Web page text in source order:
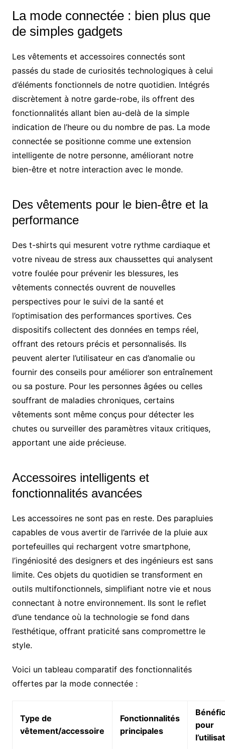
La mode connectée : bien plus que
de simples gadgets
Les vêtements et accessoires connectés sont
passés du stade de curiosités technologiques à celui
d’éléments fonctionnels de notre quotidien. Intégrés
discrètement à notre garde-robe, ils offrent des
fonctionnalités allant bien au-delà de la simple
indication de l’heure ou du nombre de pas. La mode
connectée se positionne comme une extension
intelligente de notre personne, améliorant notre
bien-être et notre interaction avec le monde.
Des vêtements pour le bien-être et la
performance
Des t-shirts qui mesurent votre rythme cardiaque et
votre niveau de stress aux chaussettes qui analysent
votre foulée pour prévenir les blessures, les
vêtements connectés ouvrent de nouvelles
perspectives pour le suivi de la santé et
l’optimisation des performances sportives. Ces
dispositifs collectent des données en temps réel,
offrant des retours précis et personnalisés. Ils
peuvent alerter l’utilisateur en cas d’anomalie ou
fournir des conseils pour améliorer son entraînement
ou sa posture. Pour les personnes âgées ou celles
souffrant de maladies chroniques, certains
vêtements sont même conçus pour détecter les
chutes ou surveiller des paramètres vitaux critiques,
apportant une aide précieuse.
Accessoires intelligents et
fonctionnalités avancées
Les accessoires ne sont pas en reste. Des parapluies
capables de vous avertir de l’arrivée de la pluie aux
portefeuilles qui rechargent votre smartphone,
l’ingéniosité des designers et des ingénieurs est sans
limite. Ces objets du quotidien se transforment en
outils multifonctionnels, simplifiant notre vie et nous
connectant à notre environnement. Ils sont le reflet
d’une tendance où la technologie se fond dans
l’esthétique, offrant praticité sans compromettre le
style.
Voici un tableau comparatif des fonctionnalités
offertes par la mode connectée :
Type de
vêtement/accessoire
Fonctionnalités
principales
pour